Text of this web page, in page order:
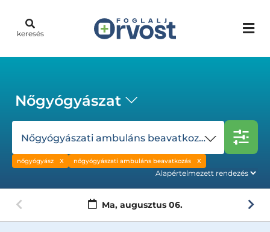
keresés
Nőgyógyászat
Nőgyógyászati ambuláns beavatkozás
nőgyógyász nőgyógyászati ambuláns beavatkozás
Ma, augusztus 06.